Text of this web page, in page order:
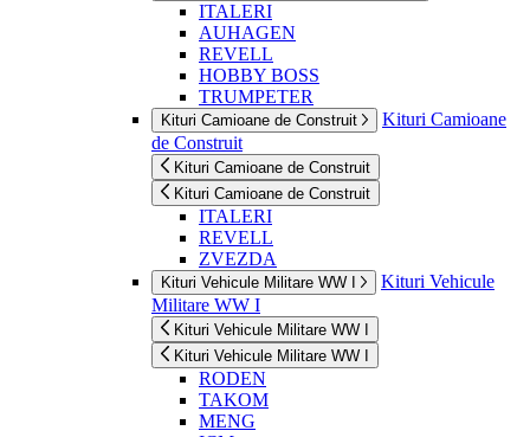
ITALERI
AUHAGEN
REVELL
HOBBY BOSS
TRUMPETER
Kituri Camioane de Construit
Kituri Camioane
de Construit
Kituri Camioane de Construit
Kituri Camioane de Construit
ITALERI
REVELL
ZVEZDA
Kituri Vehicule Militare WW I
Kituri Vehicule
Militare WW I
Kituri Vehicule Militare WW I
Kituri Vehicule Militare WW I
RODEN
TAKOM
MENG